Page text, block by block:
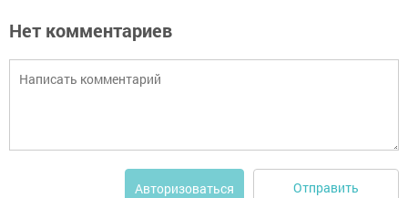
Нет комментариев
Авторизоваться Отправить